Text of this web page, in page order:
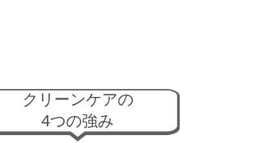
クリーンケアの
4つの強み